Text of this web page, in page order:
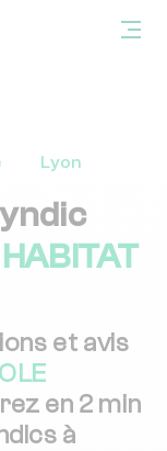
Lyon
et avis
en 2 min
à